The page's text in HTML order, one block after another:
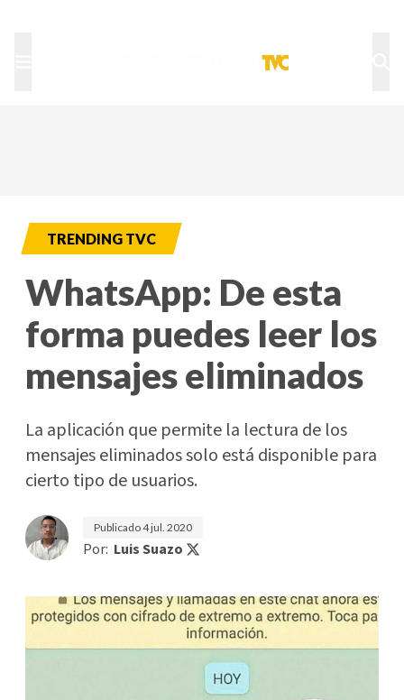
TRENDING TVC
WhatsApp: De esta
forma puedes leer los
mensajes eliminados
La aplicación que permite la lectura de los
mensajes eliminados solo está disponible para
cierto tipo de usuarios.
Publicado4 jul. 2020
Por: Luis Suazo